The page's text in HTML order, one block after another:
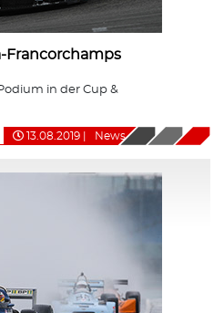
Francorchamps
in der Cup &
13.08.2019 News